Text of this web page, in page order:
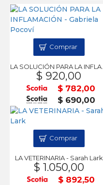
LA SOLUCIÓN PARA LA INFLAMACIÓN - Gabriela Pocoví
$ 920,00
$ 782,00
$ 690,00
Comprar
LA VETERINARIA - Sarah Lark
$ 1.050,00
$ 892,50
Comprar